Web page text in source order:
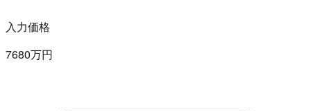
入力価格
7680万円